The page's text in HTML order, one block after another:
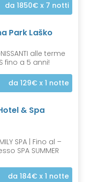
da 1850€ x 7 notti
Park Laško
alle terme
fino a 5 anni!
da 129€ x 1 notte
& Spa
SPA | Fino al –
SPA SUMMER
da 184€ x 1 notte